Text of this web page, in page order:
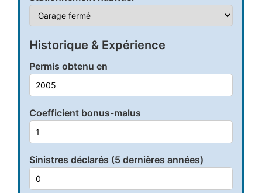
Historique & Expérience
Permis obtenu en
Coefficient bonus-malus
Sinistres déclarés (5 dernières années)